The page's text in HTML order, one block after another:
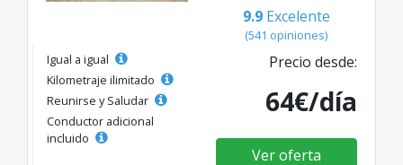
9.9 Excelente
(541 opiniones)
Igual a igual
Kilometraje ilimitado
Reunirse y Saludar
Conductor adicional
incluido
Precio desde:
64€/día
Ver oferta